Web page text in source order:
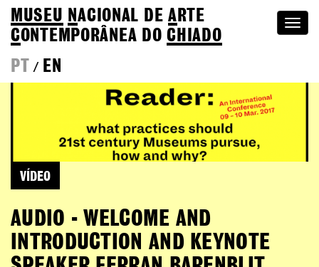
MUSEU NACIONAL DEA RTE
CONTEMPORÂNEA DOCHIADO
PT
/ EN
VÍDEO
AUDIO - WELCOME AND
INTRODUCTION AND KEYNOTE